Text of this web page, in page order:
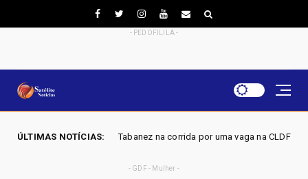
- PEDOFILILA -
ÚLTIMAS NOTÍCIAS:
Mobiliza confirma Tabanez na corrida por uma vaga na CLDF Brasil
- GDF - Mulher -